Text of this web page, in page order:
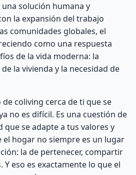
solución humana y
la expansión del trabajo
comunidades globales, el
como una respuesta
de la vida moderna: la
la vivienda y la necesidad de
coliving cerca de ti que se
no es difícil. Es una cuestión de
que se adapte a tus valores y
el hogar no siempre es un lugar
la de pertenecer, compartir
eso es exactamente lo que el